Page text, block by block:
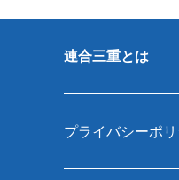
連合三重とは
プライバシーポ